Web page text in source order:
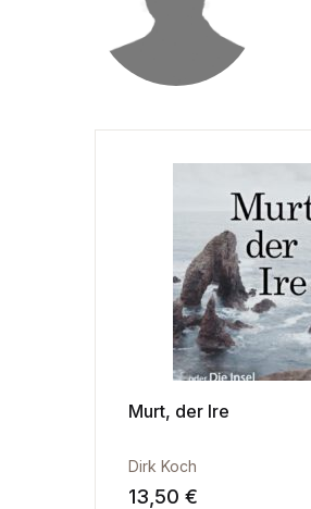
Murt, der Ire
Dirk Koch
13,50 €